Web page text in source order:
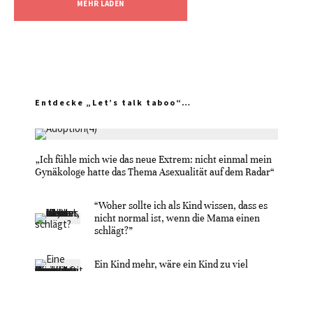
MEHR LADEN
Entdecke „Let’s talk taboo“…
„Ich fühle mich wie das neue Extrem: nicht einmal mein
Gynäkologe hatte das Thema Asexualität auf dem Radar“
“Woher sollte ich als Kind wissen, dass es
nicht normal ist, wenn die Mama einen
schlägt?”
Ein Kind mehr, wäre ein Kind zu viel